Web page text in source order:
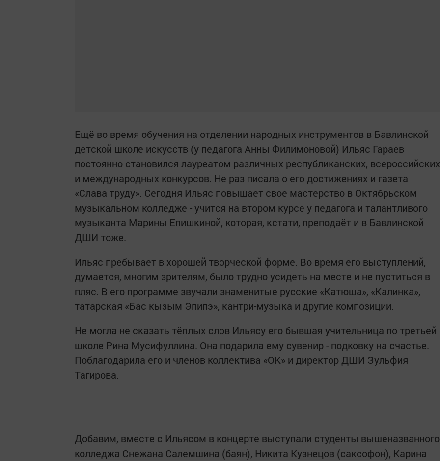
Ещё во время обучения на отделении народных инструментов в Бавлинской
детской школе искусств (у педагога Анны Филимоновой) Ильяс Гараев
постоянно становился лауреатом различных республиканских, всероссийских
и международных конкурсов. Не раз писала о его достижениях и газета
«Слава труду». Сегодня Ильяс повышает своё мастерство в Октябрьском
музыкальном колледже - учится на втором курсе у педагога и талантливого
музыканта Марины Епишкиной, которая, кстати, преподаёт и в Бавлинской
ДШИ тоже.
Ильяс пребывает в хорошей творческой форме. Во время его выступлений,
думается, многим зрителям, было трудно усидеть на месте и не пуститься в
пляс. В его программе звучали знаменитые русские «Катюша», «Калинка»,
татарская «Бас кызым Эпипэ», кантри-музыка и другие композиции.
Не могла не сказать тёплых слов Ильясу его бывшая учительница по третьей
школе Рина Мусифуллина. Она подарила ему сувенир - подковку на счастье.
Поблагодарила его и членов коллектива «ОК» и директор ДШИ Зульфия
Тагирова.
Добавим, вместе с Ильясом в концерте выступали студенты вышеназванного
колледжа Снежана Салемшина (баян), Никита Кузнецов (саксофон), Карина